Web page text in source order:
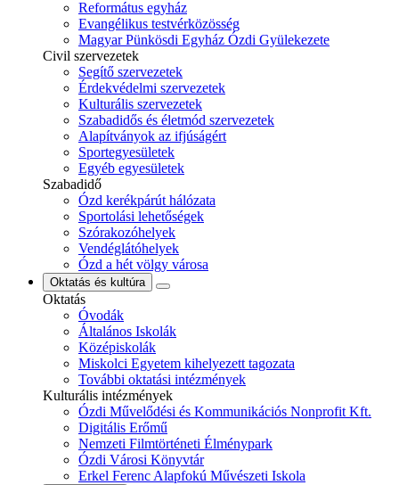
Református egyház
Evangélikus testvérközösség
Magyar Pünkösdi Egyház Ózdi Gyülekezete
Civil szervezetek
Segítő szervezetek
Érdekvédelmi szervezetek
Kulturális szervezetek
Szabadidős és életmód szervezetek
Alapítványok az ifjúságért
Sportegyesületek
Egyéb egyesületek
Szabadidő
Ózd kerékpárút hálózata
Sportolási lehetőségek
Szórakozóhelyek
Vendéglátóhelyek
Ózd a hét völgy városa
Oktatás és kultúra
Oktatás
Óvodák
Általános Iskolák
Középiskolák
Miskolci Egyetem kihelyezett tagozata
További oktatási intézmények
Kulturális intézmények
Ózdi Művelődési és Kommunikációs Nonprofit Kft.
Digitális Erőmű
Nemzeti Filmtörténeti Élménypark
Ózdi Városi Könyvtár
Erkel Ferenc Alapfokú Művészeti Iskola